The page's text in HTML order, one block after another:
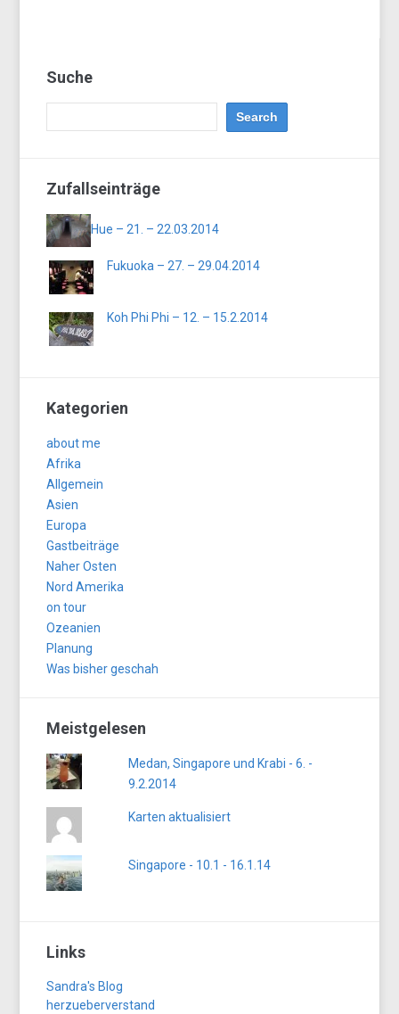
Suche
Zufallseinträge
Hue – 21. – 22.03.2014
Fukuoka – 27. – 29.04.2014
Koh Phi Phi – 12. – 15.2.2014
Kategorien
about me
Afrika
Allgemein
Asien
Europa
Gastbeiträge
Naher Osten
Nord Amerika
on tour
Ozeanien
Planung
Was bisher geschah
Meistgelesen
Medan, Singapore und Krabi - 6. -
9.2.2014
Karten aktualisiert
Singapore - 10.1 - 16.1.14
Links
Sandra's Blog
herzueberverstand